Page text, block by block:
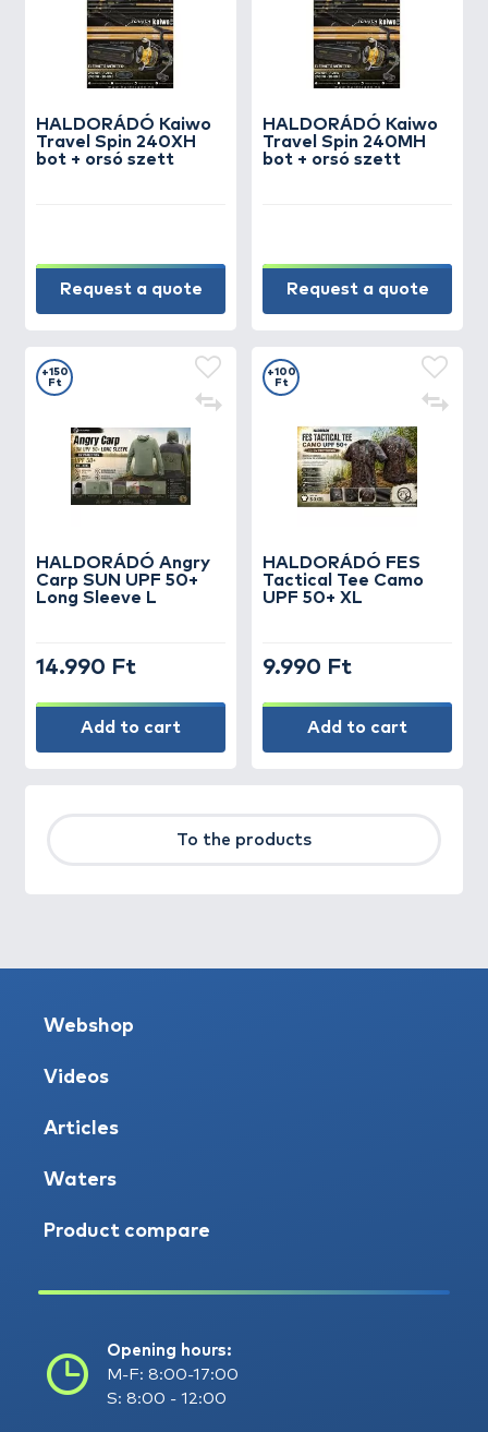
HALDORÁDÓ Kaiwo
Travel Spin 240XH
bot + orsó szett
Request a quote
HALDORÁDÓ Kaiwo
Travel Spin 240MH
bot + orsó szett
Request a quote
HALDORÁDÓ Angry
Carp SUN UPF 50+
Long Sleeve L
+150
Ft
14.990 Ft
Add to cart
HALDORÁDÓ FES
Tactical Tee Camo
UPF 50+ XL
+100
Ft
9.990 Ft
Add to cart
To the products
Webshop
Videos
Articles
Waters
Product compare
Opening hours:
M-F: 8:00-17:00
S: 8:00 - 12:00